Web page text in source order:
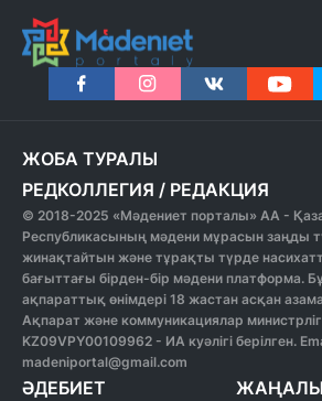
ЖОБА ТУРАЛЫ
РЕДКОЛЛЕГИЯ / РЕДАКЦИЯ
© 2018-2025 «Мәдениет порталы» АА -
Республикасының мәдени мұрасын заңды
жинақтайтын және тұрақты түрде
бағыттағы бірден-бір мәдени платформа.
ақпараттық өнімдері 18 жастан асқан
Ақпарат және коммуникациялар
KZ09VPY00109962 - ИА куәлігі берілген.
madeniportal@gmail.com
ӘДЕБИЕТ